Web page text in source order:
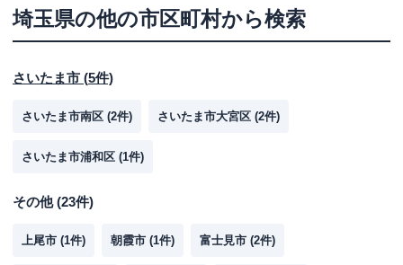
埼玉県の他の市区町村から検索
さいたま市 (5件)
さいたま市南区 (2件) さいたま市大宮区 (2件)
さいたま市浦和区 (1件)
その他(23件)
上尾市 (1件) 朝霞市 (1件) 富士見市 (2件)